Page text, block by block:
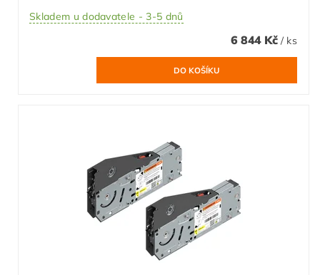
Skladem u dodavatele - 3-5 dnů
6 844 Kč / ks